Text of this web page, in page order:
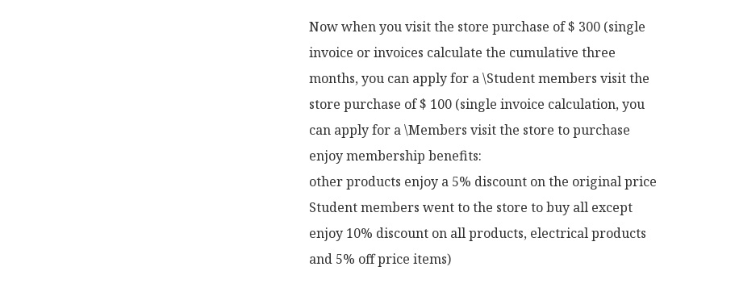
Now when you visit the store purchase of $ 300 (single
invoice or invoices calculate the cumulative three
months, you can apply for a \Student members visit the
store purchase of $ 100 (single invoice calculation, you
can apply for a \Members visit the store to purchase
enjoy membership benefits:
other products enjoy a 5% discount on the original price
Student members went to the store to buy all except
enjoy 10% discount on all products, electrical products
and 5% off price items)